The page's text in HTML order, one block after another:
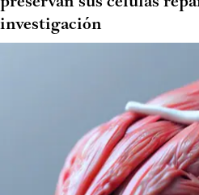
investigación